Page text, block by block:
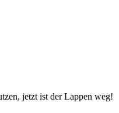
jetzt ist der Lappen weg!